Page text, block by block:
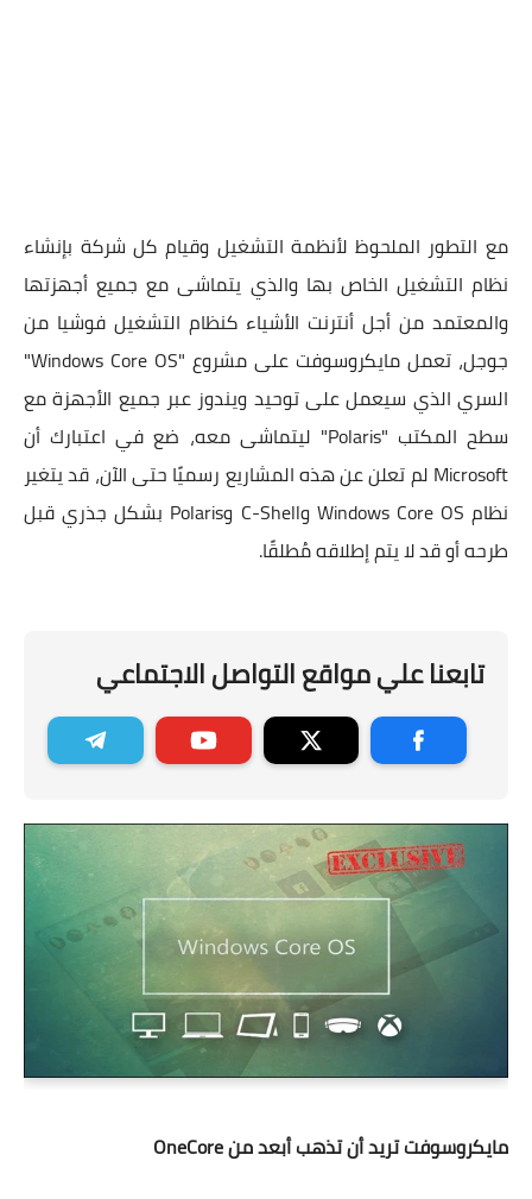
مع التطور الملحوظ لأنظمة التشغيل وقيام كل شركة بإنشاء
نظام التشغيل الخاص بها والذي يتماشى مع جميع أجهزتها
والمعتمد من أجل أنترنت الأشياء كنظام التشغيل فوشيا من
جوجل، تعمل مايكروسوفت على مشروع "Windows Core OS"
السري الذي سيعمل على توحيد ويندوز عبر جميع الأجهزة مع
سطح المكتب "Polaris" ليتماشى معه، ضع في اعتبارك أن
Microsoft لم تعلن عن هذه المشاريع رسميًا حتى الآن، قد يتغير
نظام Windows Core OS وC-Shell وPolaris بشكل جذري قبل
طرحه أو قد لا يتم إطلاقه مُطلقًا.
تابعنا علي مواقع التواصل الاجتماعي
مايكروسوفت تريد أن تذهب أبعد من OneCore